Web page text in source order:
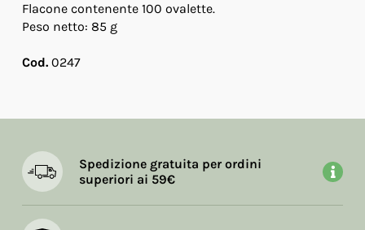
Flacone contenente 100 ovalette.
Peso netto: 85 g
Cod.0247
Spedizione gratuita per ordini
superiori ai 59€